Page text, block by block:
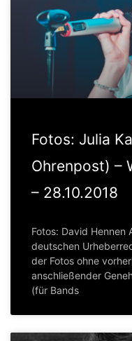
Fotos: Julia
Ohrenpost) –
– 28.10.2018
Fotos: David Hennen
deutschen
der Fotos ohne
anschließender
(für Bands